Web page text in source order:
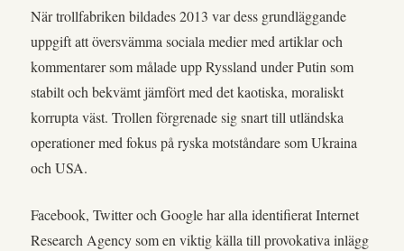
När trollfabriken bildades 2013 var dess grundläggande
uppgift att översvämma sociala medier med artiklar och
kommentarer som målade upp Ryssland under Putin som
stabilt och bekvämt jämfört med det kaotiska, moraliskt
korrupta väst. Trollen förgrenade sig snart till utländska
operationer med fokus på ryska motståndare som Ukraina
och USA.
Facebook, Twitter och Google har alla identifierat Internet
Research Agency som en viktig källa till provokativa inlägg